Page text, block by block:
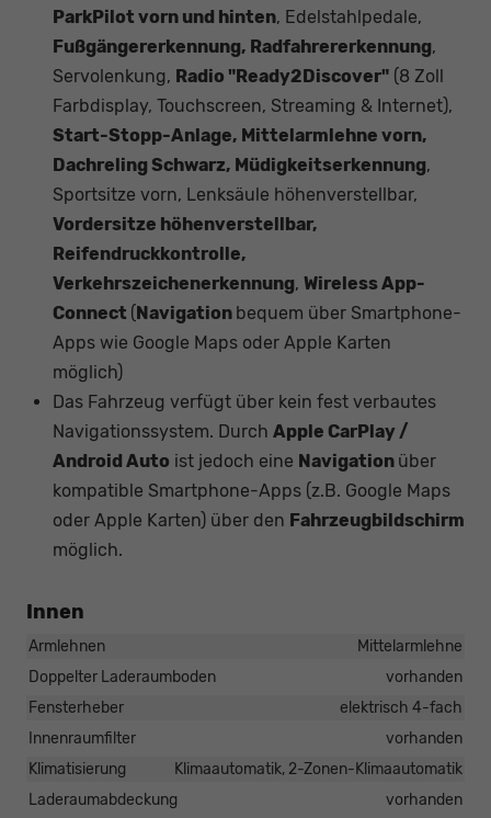
ParkPilot vorn und hinten, Edelstahlpedale,
Fußgängererkennung, Radfahrererkennung,
Servolenkung, Radio "Ready2Discover" (8 Zoll
Farbdisplay, Touchscreen, Streaming & Internet),
Start-Stopp-Anlage, Mittelarmlehne vorn,
Dachreling Schwarz, Müdigkeitserkennung,
Sportsitze vorn, Lenksäule höhenverstellbar,
Vordersitze höhenverstellbar,
Reifendruckkontrolle,
Verkehrszeichenerkennung, Wireless App-
Connect ( Navigation bequem über Smartphone-
Apps wie Google Maps oder Apple Karten
möglich)
Das Fahrzeug verfügt über kein fest verbautes
Navigationssystem. Durch Apple CarPlay /
Android Auto ist jedoch eine Navigation über
kompatible Smartphone-Apps (z.B. Google Maps
oder Apple Karten) über den Fahrzeugbildschirm
möglich.
Innen
Armlehnen
Mittelarmlehne
Doppelter Laderaumboden
vorhanden
Fensterheber
elektrisch 4-fach
Innenraumfilter
vorhanden
Klimatisierung
Klimaautomatik, 2-Zonen-Klimaautomatik
Laderaumabdeckung
vorhanden